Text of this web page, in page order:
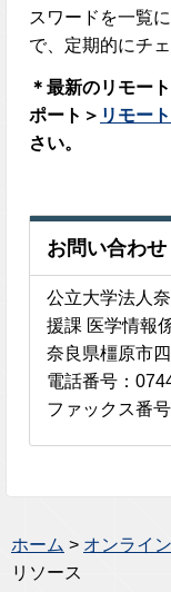
スワードを一覧
で、定期的にチ
＊最新のリモー
ポート＞ リモー
さい。
お問い合わせ
公立大学法人
援課 医学情報
奈良県橿原市
電話番号：
ファックス番
ホーム > オンライ
リソース